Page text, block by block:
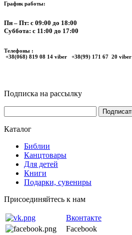
График работы:
Пн – Пт: с 09:00 до 18:00
Суббота: с 11:00 до 17:00
Телефоны :
+38(068) 819 08 14 viber +38(99) 171 67 20 viber
Подписка на рассылку
Каталог
Библии
Канцтовары
Для детей
Книги
Подарки, сувениры
Присоединяйтесь к нам
Вконтакте
Facebook